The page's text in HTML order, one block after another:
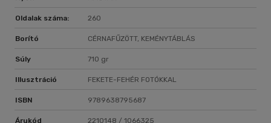
Oldalak száma: 260
Borító CÉRNAFŰZÖTT, KEMÉNYTÁBLÁS
Súly 710 gr
Illusztráció FEKETE-FEHÉR FOTÓKKAL
ISBN 9789638795687
Árukód 2210148 / 1066325